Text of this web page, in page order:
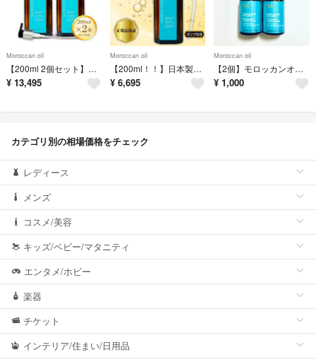
Moroccan oil
【200ml 2個セット】日本製！スピード発送！！モロッカンオイル200ml×2
¥ 13,495
Moroccan oil
【200ml！！】日本製！！スピード発送！！モロッカンオイル200ml ポンプ付
¥ 6,695
Moroccan oil
【2個】モロッカンオイル トリートメント 10ml 洗い流さないトリートメント
¥ 1,000
カテゴリ別の相場価格をチェック
レディース
メンズ
コスメ/美容
キッズ/ベビー/マタニティ
エンタメ/ホビー
楽器
チケット
インテリア/住まい/日用品